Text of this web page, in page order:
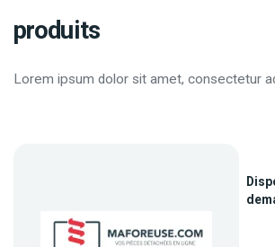
produits
Lorem ipsum dolor sit amet, consectetur